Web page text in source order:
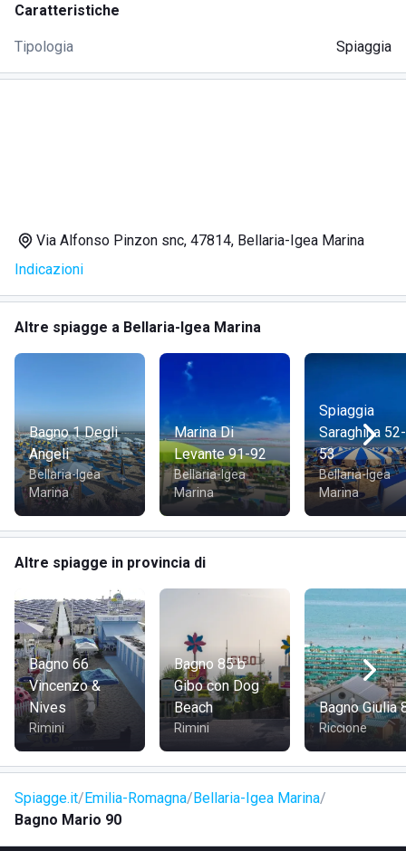
Caratteristiche
Tipologia Spiaggia
Via Alfonso Pinzon snc, 47814, Bellaria-Igea Marina
Indicazioni
Altre spiagge a Bellaria-Igea Marina
Bagno 1 Degli
Angeli
Bellaria-Igea
Marina
Marina Di
Levante 91-92
Bellaria-Igea
Marina
Spiaggia
Saraghina 52-
53
Bellaria-Igea
Marina
Altre spiagge in provincia di
Bagno 66
Vincenzo &
Nives
Rimini
Bagno 85 b
Gibo con Dog
Beach
Rimini
Bagno Giulia
Riccione
Spiagge.it Emilia-Romagna Bellaria-Igea Marina
Bagno Mario 90